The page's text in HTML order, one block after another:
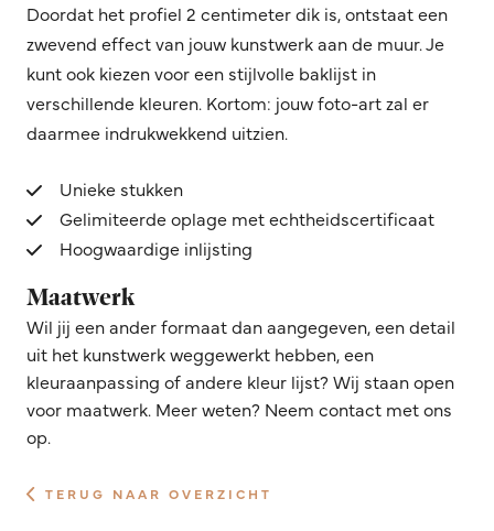
Doordat het profiel 2 centimeter dik is, ontstaat een
zwevend effect van jouw kunstwerk aan de muur. Je
kunt ook kiezen voor een stijlvolle baklijst in
verschillende kleuren. Kortom: jouw foto-art zal er
daarmee indrukwekkend uitzien.
Unieke stukken
Gelimiteerde oplage met echtheidscertificaat
Hoogwaardige inlijsting
Maatwerk
Wil jij een ander formaat dan aangegeven, een detail
uit het kunstwerk weggewerkt hebben, een
kleuraanpassing of andere kleur lijst? Wij staan open
voor maatwerk. Meer weten? Neem contact met ons
op.
TERUG NAAR OVERZICHT